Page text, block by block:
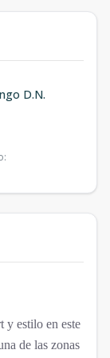
D.N.
:
y estilo en este
de las zonas